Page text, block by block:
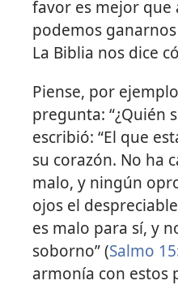
favor es mejor que
podemos
La Biblia nos dice
Piense, por
pregunta: “¿Quién
escribió: “El que
su corazón. No ha
malo, y ningún
ojos el
es malo para sí, y
soborno” (Salmo
armonía con estos